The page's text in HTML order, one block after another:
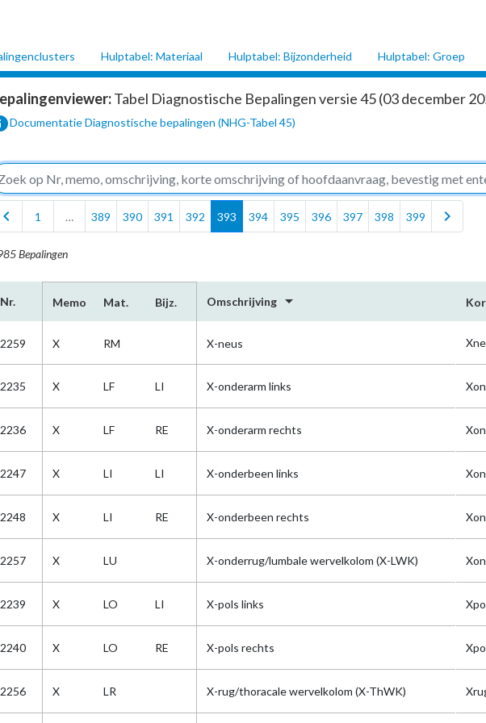
Hulptabel: Materiaal Hulptabel: Bijzonderheid Hulptabel: Groep
Tabel Diagnostische Bepalingen versie 45 (03 december
Documentatie Diagnostische bepalingen (NHG-Tabel 45)
chevron_left 1 … 389 390 391 392 393 394 395 396 397 398 399 chevron_right
Bepalingen
Nr. Memo Mat. Bijz. Omschrijving arrow_drop_down
2259 X RM X-neus
2235 X LF LI X-onderarm links
2236 X LF RE X-onderarm rechts
2247 X LI LI X-onderbeen links
2248 X LI RE X-onderbeen rechts
2257 X LU X-onderrug/lumbale wervelkolom (X-LWK)
2239 X LO LI X-pols links
2240 X LO RE X-pols rechts
2256 X LR X-rug/thoracale wervelkolom (X-ThWK)